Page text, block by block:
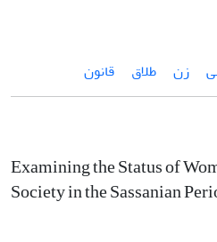
زن طلاق قانون
Examining the Status of
Society in the Sassanian